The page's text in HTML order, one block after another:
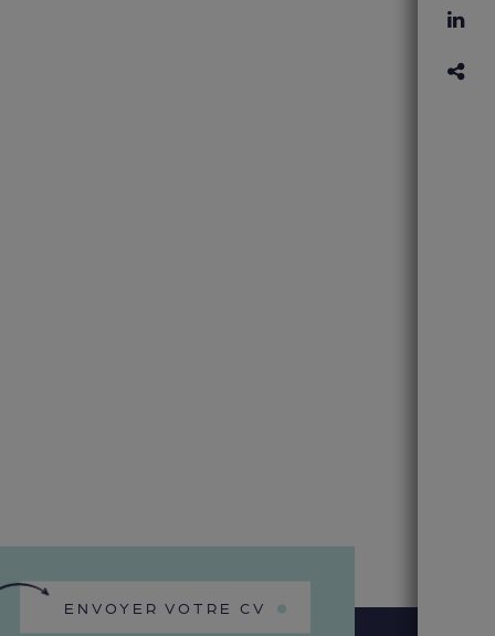
ENVOYER VOTRE CV